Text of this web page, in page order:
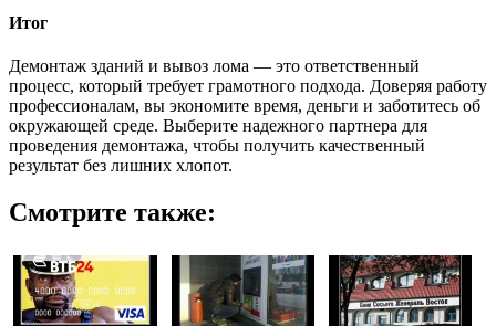
Итог
Демонтаж зданий и вывоз лома — это ответственный
процесс, который требует грамотного подхода. Доверяя работу
профессионалам, вы экономите время, деньги и заботитесь об
окружающей среде. Выберите надежного партнера для
проведения демонтажа, чтобы получить качественный
результат без лишних хлопот.
Смотрите также: